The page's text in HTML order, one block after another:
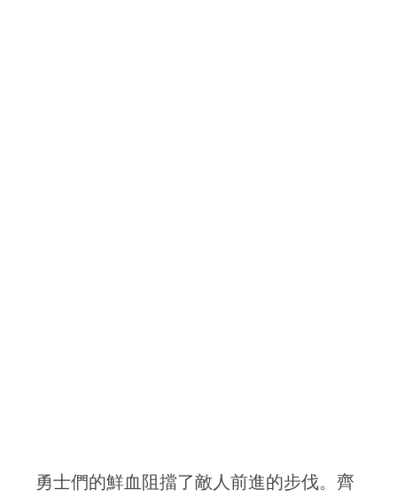
勇士們的鮮血阻擋了敵人前進的步伐。齊